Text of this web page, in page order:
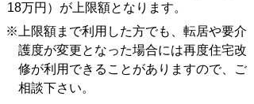
18万円）が上限額となります。
※上限額まで利用した方でも、転居や要介
護度が変更となった場合には再度住宅改
修が利用できることがありますので、ご
相談下さい。